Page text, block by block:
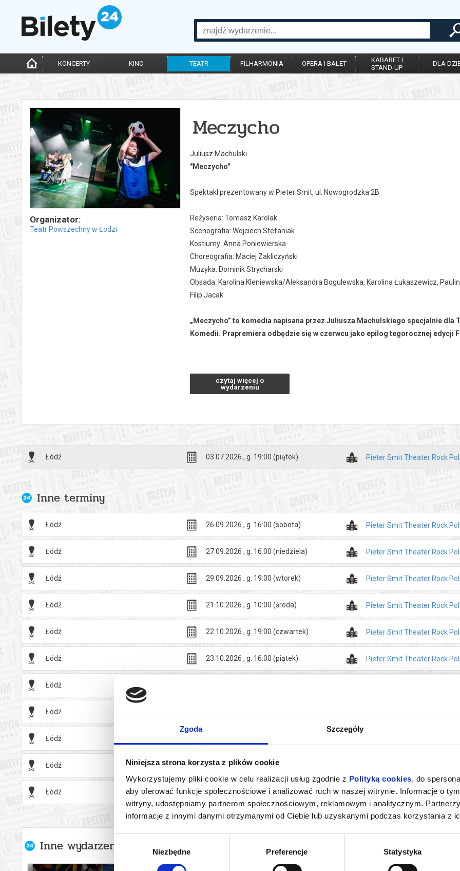
Zgoda Szczegóły
Niniejsza strona korzysta z plików cookie
Wykorzystujemy pliki cookie w celu realizacji usług zgodnie z Polityką cookies, do
aby oferować funkcje społecznościowe i analizować ruch w naszej witrynie. Informacje o
witryny, udostępniamy partnerom społecznościowym, reklamowym i analitycznym.
informacje z innymi danymi otrzymanymi od Ciebie lub uzyskanymi podczas korzystania z
Niezbędne Preferencje Statystyka
KONCERTY KINO TEATR FILHARMONIA OPERA I BALET
KABARET I
STAND-UP
DLA
Organizator:
Teatr Powszechny w Łodzi
Meczycho
Juliusz Machulski
"Meczycho"
Spektakl prezentowany w Pieter Smit, ul. Nowogrodzka 2B
Reżyseria: Tomasz Karolak
Scenografia: Wojciech Stefaniak
Kostiumy: Anna Poniewierska
Choreografia: Maciej Zakliczyński
Muzyka: Dominik Strycharski
Obsada: Karolina Kleniewska/Aleksandra Bogulewska, Karolina Łukaszewicz,
Filip Jacak
„Meczycho” to komedia napisana przez Juliusza Machulskiego specjalnie
Komedii. Prapremiera odbędzie się w czerwcu jako epilog tegorocznej edycji
Tym razem jest to portret trzech pokoleń. „To moja kolejna współczesna
generacja z oczywistych powodów ma różne podejście do życia” – mówi sam
przypisywane Albertowi Camus.
Międzypokoleniowe spotkanie w komedii „Meczycho” podejmuje szereg wątków,
emocji uwarunkowanych uprzedzeniami, stereotypami i historycznymi traumami.
zrozumieć? Czy potrafimy żyć w symbiozie? Machulski z inteligencją,
to lekcja szacunku dla różnorodności i próba zrozumienia postaw, które są nam
przeszłości.
W spektaklu padają słowa powszechnie uważane za obraźliwe.
*******
Bezpieczne zakupy w Bilety24. W przypadku odwołania wydarzenia,
wysyłanym na adres e-mail, podany podczas zakupu.
czytaj więcej o
wydarzeniu
Łódź 03.07.2026 , g. 19:00 (piątek) Pieter Smit Theater Rock
Inne terminy
Łódź 26.09.2026 , g. 16:00 (sobota) Pieter Smit Theater Rock
Łódź 27.09.2026 , g. 16:00 (niedziela) Pieter Smit Theater Rock
Łódź 29.09.2026 , g. 19:00 (wtorek) Pieter Smit Theater Rock
Łódź 21.10.2026 , g. 10:00 (środa) Pieter Smit Theater Rock
Łódź 22.10.2026 , g. 19:00 (czwartek) Pieter Smit Theater Rock
Łódź 23.10.2026 , g. 16:00 (piątek) Pieter Smit Theater Rock
Łódź
Łódź
Łódź
Łódź 28.11.2026 , g. 19:00(sobota)
Łódź 29.11.2026 , g. 19:00(niedziela) Pieter Smit Theater Rock
Inne wydarzenia organizatora